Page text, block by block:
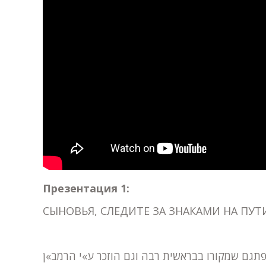
Презентация 1:
СЫНОВЬЯ, СЛЕДИТЕ ЗА ЗНАКАМИ НА